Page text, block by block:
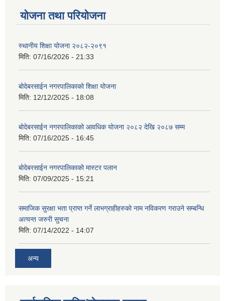
योजना तथा परियोजना
स्थानीय शिक्षा योजना २०८२-२०९१
मिति: 07/16/2026 - 21:33
बोदेबरसाईन नगरपालिकाको शिक्षा योजना
मिति: 12/12/2025 - 18:08
बोदेबरसाईन नगरपालिकाको आवधिक योजना २०८२ देखि २०८७ सम्म
मिति: 07/16/2025 - 16:45
बोदेबरसाईन नगरपालिकाको मास्टर पलान
मिति: 07/09/2025 - 15:21
समाजिक सुरक्षा भता प्राप्त गर्ने लाभग्राहीहरुको नाम नविकरण गराउने सम्बन्धि
अत्यन्त जरुरी सुचना
मिति: 07/14/2022 - 14:07
अन्य